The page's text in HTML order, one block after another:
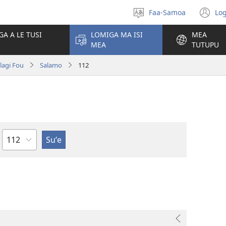
Filifili
le
gagana
Faa-Samoa
se
A LE TUSI
LOMIGA MA ISI
MEA
MEA
TUTUPU
Fou Salamo 112
Mataupu